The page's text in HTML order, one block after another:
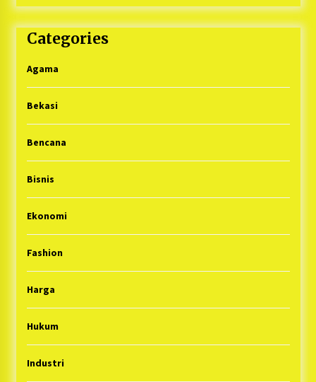
Categories
Agama
Bekasi
Bencana
Bisnis
Ekonomi
Fashion
Harga
Hukum
Industri